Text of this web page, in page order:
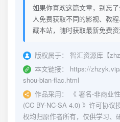
如果你喜欢这篇文章，别忘
人免费获取不同的影视、教
藏本站，随时获取最新免费资
版权属于：
智汇资源库【
本文链接：
https://
shou-bian-flac.html
作品采用：
《 署名-非商业
(CC BY-NC-SA 4.0) 》许可协议
权均归原作者所有，仅供学习、